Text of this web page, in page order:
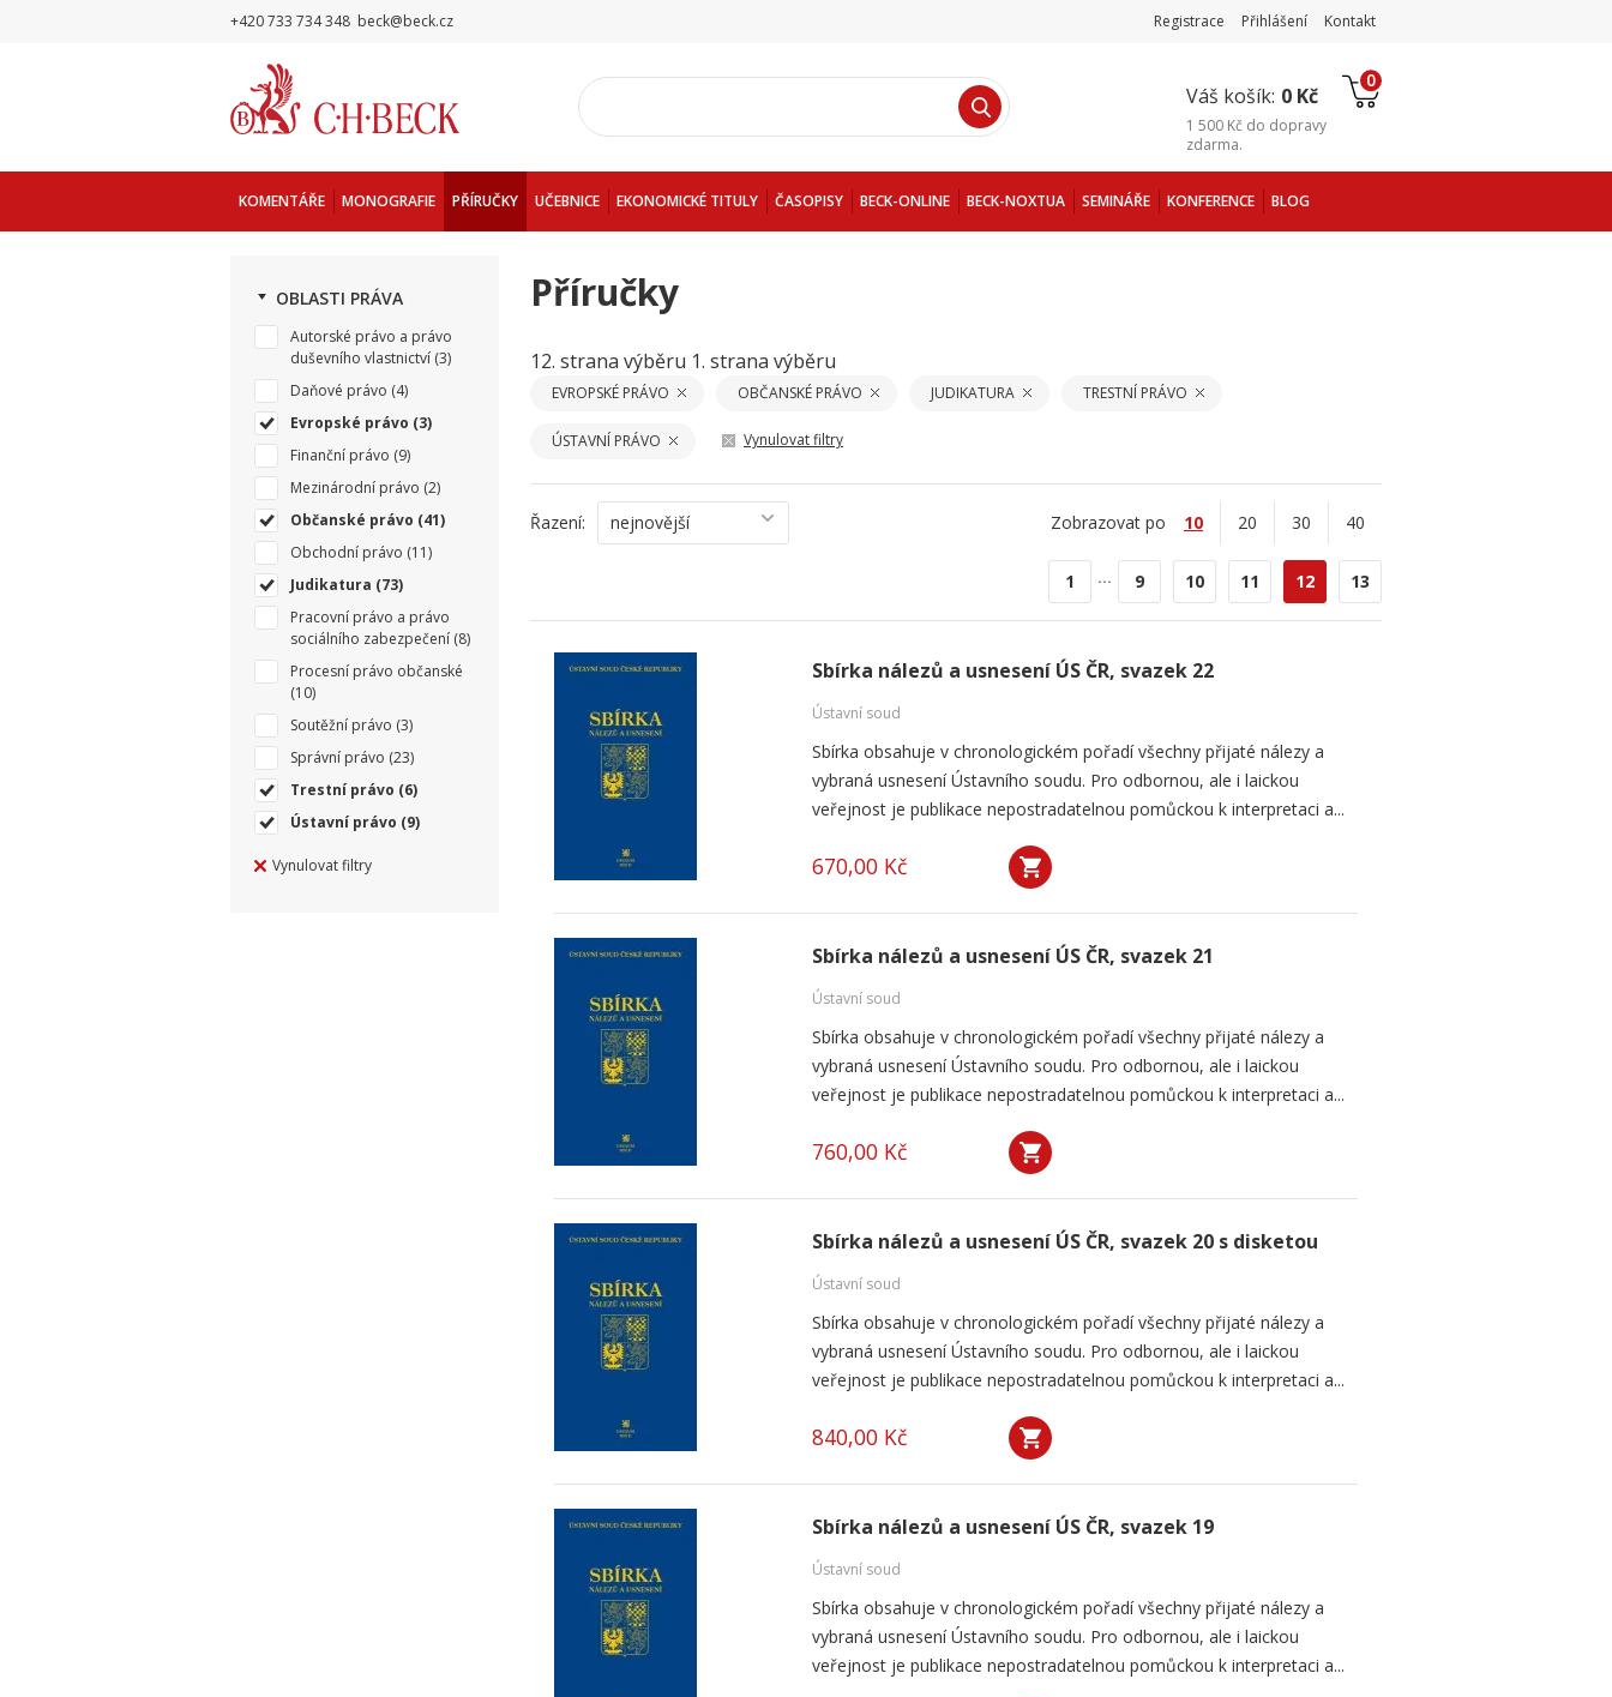
+420 733 734 348 beck@beck.cz Registrace Přihlášení Kontakt
Váš košík: 0 Kč
0
1 500 Kč do dopravy
zdarma.
KOMENTÁŘE MONOGRAFIE PŘÍRUČKY UČEBNICE EKONOMICKÉ TITULY ČASOPISY BECK-ONLINE BECK-NOXTUA SEMINÁŘE KONFERENCE BLOG
OBLASTI PRÁVA
Autorské právo a právo
duševního vlastnictví (3)
Daňové právo (4)
Evropské právo (3)
Finanční právo (9)
Mezinárodní právo (2)
Občanské právo (41)
Obchodní právo (11)
Judikatura (73)
Pracovní právo a právo
sociálního zabezpečení (8)
Procesní právo občanské
(10)
Soutěžní právo (3)
Správní právo (23)
Trestní právo (6)
Ústavní právo (9)
Vynulovat filtry
Příručky
12. strana výběru 1. strana výběru
EVROPSKÉ PRÁVO OBČANSKÉ PRÁVO JUDIKATURA TRESTNÍ PRÁVO
ÚSTAVNÍ PRÁVO Vynulovat filtry
Řazení: nejnovější Zobrazovat po 10 20 30 40
1 ... 9 10 11 12 13
Sbírka nálezů a usnesení ÚS ČR, svazek 22
Ústavní soud
Sbírka obsahuje v chronologickém pořadí všechny přijaté nálezy a
vybraná usnesení Ústavního soudu. Pro odbornou, ale i laickou
veřejnost je publikace nepostradatelnou pomůckou k interpretaci a...
670,00 Kč
Sbírka nálezů a usnesení ÚS ČR, svazek 21
Ústavní soud
Sbírka obsahuje v chronologickém pořadí všechny přijaté nálezy a
vybraná usnesení Ústavního soudu. Pro odbornou, ale i laickou
veřejnost je publikace nepostradatelnou pomůckou k interpretaci a...
760,00 Kč
Sbírka nálezů a usnesení ÚS ČR, svazek 20 s disketou
Ústavní soud
Sbírka obsahuje v chronologickém pořadí všechny přijaté nálezy a
vybraná usnesení Ústavního soudu. Pro odbornou, ale i laickou
veřejnost je publikace nepostradatelnou pomůckou k interpretaci a...
840,00 Kč
Sbírka nálezů a usnesení ÚS ČR, svazek 19
Ústavní soud
Sbírka obsahuje v chronologickém pořadí všechny přijaté nálezy a
vybraná usnesení Ústavního soudu. Pro odbornou, ale i laickou
veřejnost je publikace nepostradatelnou pomůckou k interpretaci a...